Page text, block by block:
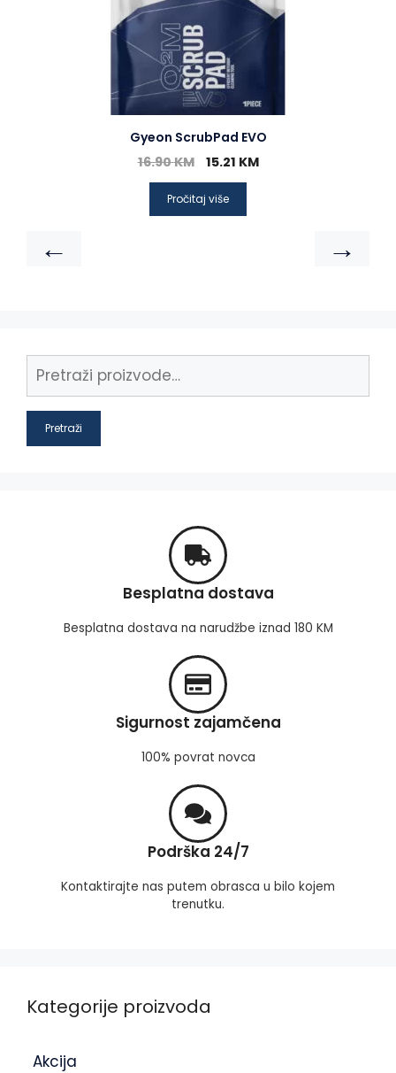
Gyeon ScrubPad EVO
16.90KM 15.21 KM
Pročitaj više
← →
Pretraži
Besplatna dostava
Besplatna dostava na narudžbe iznad 180 KM
Sigurnost zajamčena
100% povrat novca
Podrška 24/7
Kontaktirajte nas putem obrasca u bilo kojem
trenutku.
Kategorije proizvoda
Akcija